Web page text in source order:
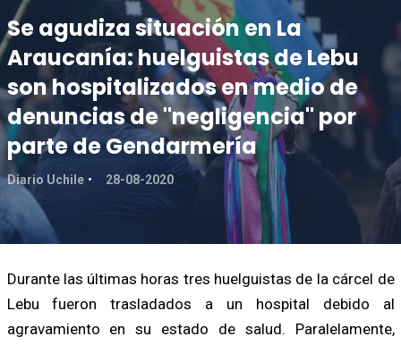
Se agudiza situación en La
Araucanía: huelguistas de Lebu
son hospitalizados en medio de
denuncias de "negligencia" por
parte de Gendarmería
Diario Uchile 28-08-2020
Durante las últimas horas tres huelguistas de la cárcel de
Lebu fueron trasladados a un hospital debido al
agravamiento en su estado de salud. Paralelamente,